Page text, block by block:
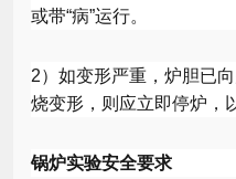
或带“病”运行。
2）如变形严重，炉胆已
烧变形，则应立即停炉，
锅炉实验安全要求